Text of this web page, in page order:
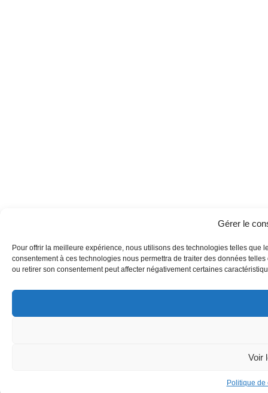
Gérer le
Pour offrir la meilleure expérience, nous utilisons des technologies telles
consentement à ces technologies nous permettra de traiter des données
ou retirer son consentement peut affecter négativement certaines
Voir
Politique de